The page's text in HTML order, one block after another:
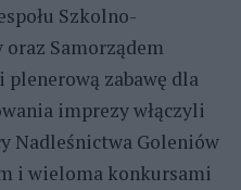
Szkolno-
Samorządem
zabawę dla
imprezy włączyli
Nadleśnictwa Goleniów
i wieloma konkursami